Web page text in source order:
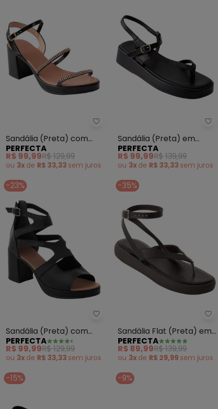
Perfecta - Sandália (Preta)
Sandália (Preta) com
Detalhe de Strass
PERFECTA
R$ 99,99R$ 129,99
ou 3x de R$ 33,33 sem juros
Sandália (Preta) em
Sintético
PERFECTA
R$ 99,99R$ 139,99
ou 3x de R$ 33,33 sem juros
-23%
Perfecta - Sandália (Preta)
Sandália (Preta) com
Fechamento em Zíper
PERFECTA
R$ 99,99R$ 129,99
ou 3x de R$ 33,33 sem juros
-35%
Sandália Flat (Preta) em
Sintético
PERFECTA
R$ 89,99R$ 139,99
ou 3x de R$ 29,99 sem juros
-15% -9%